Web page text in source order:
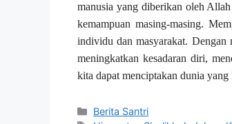
manusia yang diberikan oleh
kemampuan masing-masing.
individu dan masyarakat. Dengan
meningkatkan kesadaran diri,
kita dapat menciptakan dunia
Berita Santri